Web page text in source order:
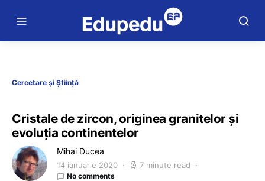
Cercetare și Știință
Cristale de zircon, originea granitelor și
evoluția continentelor
Mihai Ducea
14 ianuarie 2020 7 minute read
No comments